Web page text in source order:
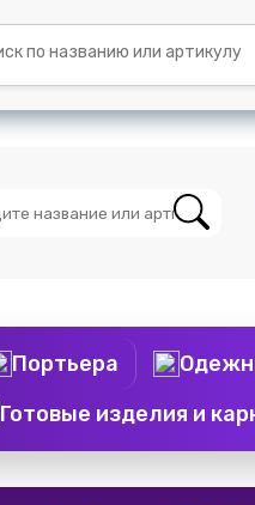
нас
ВКонтакте
Портьера
Готовые изделия и